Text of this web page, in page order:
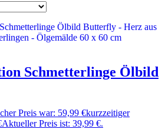
Schmetterlinge Ölbild
Preis war: 59,99 €kurzzeitiger
Aktueller Preis ist: 39,99 €.